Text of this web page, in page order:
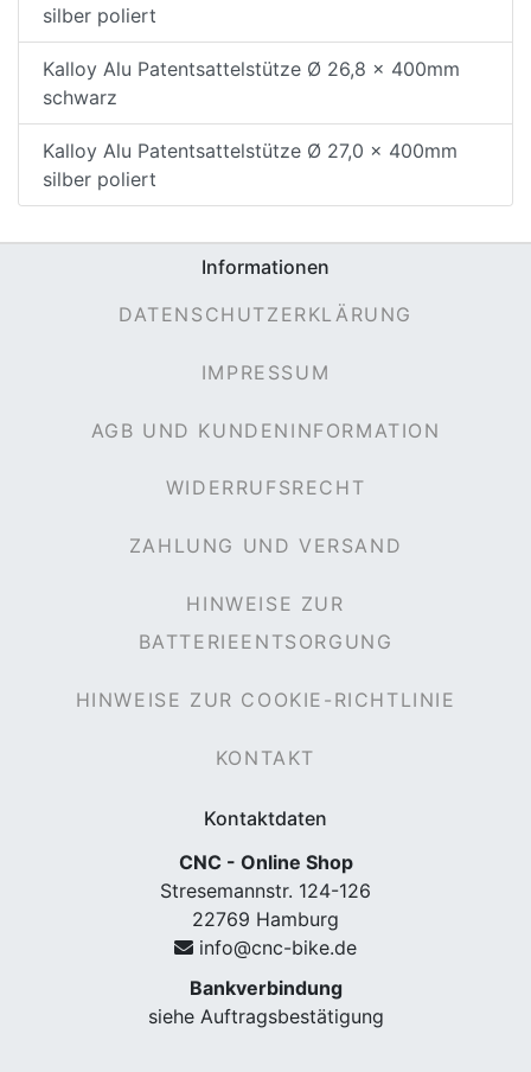
silber poliert
Kalloy Alu Patentsattelstütze Ø 26,8 x 400mm
schwarz
Kalloy Alu Patentsattelstütze Ø 27,0 x 400mm
silber poliert
Informationen
DATENSCHUTZERKLÄRUNG
IMPRESSUM
AGB UND KUNDENINFORMATION
WIDERRUFSRECHT
ZAHLUNG UND VERSAND
HINWEISE ZUR
BATTERIEENTSORGUNG
HINWEISE ZUR COOKIE-RICHTLINIE
KONTAKT
Kontaktdaten
CNC - Online Shop
Stresemannstr. 124-126
22769 Hamburg
info@cnc-bike.de
Bankverbindung
siehe Auftragsbestätigung